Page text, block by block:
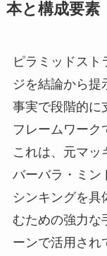
本と構成要素
ピラミッドスト
ジを結論から提
事実で段階的に
フレームワーク
これは、元マッ
バーバラ・ミン
シンキングを具
むための強力な
ーンで活用され